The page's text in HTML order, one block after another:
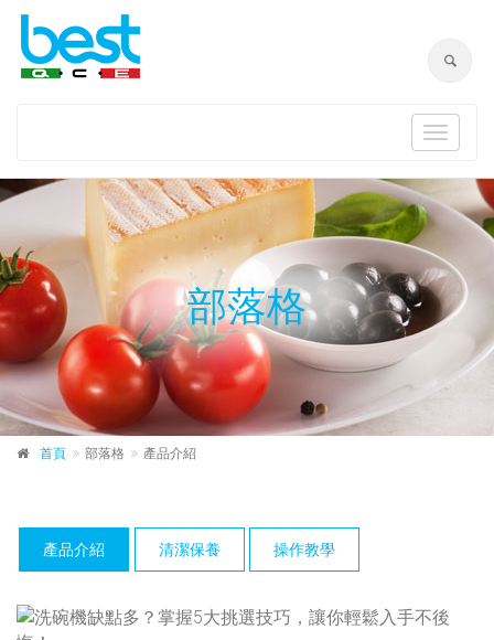
Toggle
部落格
首頁 部落格 產品介紹
產品介紹 清潔保養 操作教學